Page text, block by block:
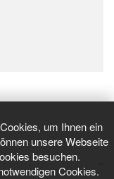
um Ihnen ein
unsere Webseite
besuchen.
Cookies.